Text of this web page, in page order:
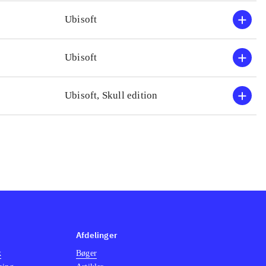
Efterfølgeren, fra 2014,
ensformigt gameplay.
Ubisoft
Ubisoft
Ubisoft, Skull edition
Afdelinger
Bøger